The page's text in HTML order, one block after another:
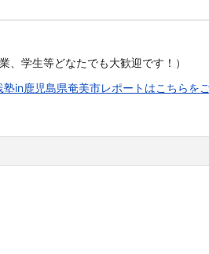
学生等どなたでも大歓迎です！）
in鹿児島県奄美市レポートはこちらをご